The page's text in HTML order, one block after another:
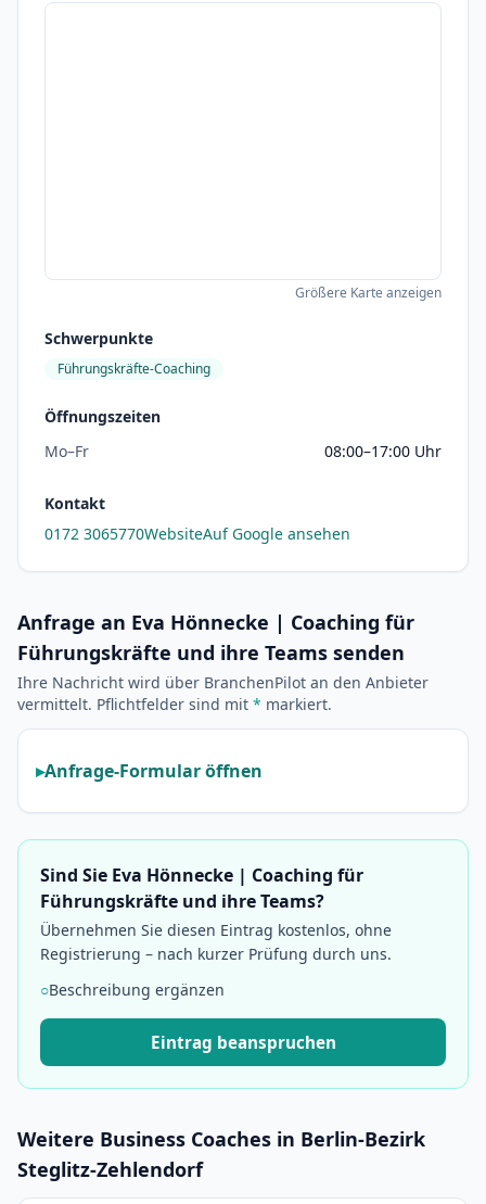
Größere Karte anzeigen
Schwerpunkte
Führungskräfte-Coaching
Öffnungszeiten
Mo–Fr
08:00–17:00 Uhr
Kontakt
0172 3065770WebsiteAuf Google ansehen
Anfrage an Eva Hönnecke | Coaching für
Führungskräfte und ihre Teams senden
Ihre Nachricht wird über BranchenPilot an den Anbieter
vermittelt. Pflichtfelder sind mit * markiert.
Anfrage-Formular öffnen
Sind Sie Eva Hönnecke | Coaching für
Führungskräfte und ihre Teams?
Übernehmen Sie diesen Eintrag kostenlos, ohne
Registrierung – nach kurzer Prüfung durch uns.
○Beschreibung ergänzen
Eintrag beanspruchen
Weitere Business Coaches in Berlin-Bezirk
Steglitz-Zehlendorf